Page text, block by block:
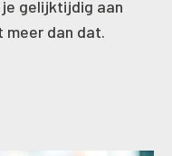
gelijktijdig aan
meer dan dat.